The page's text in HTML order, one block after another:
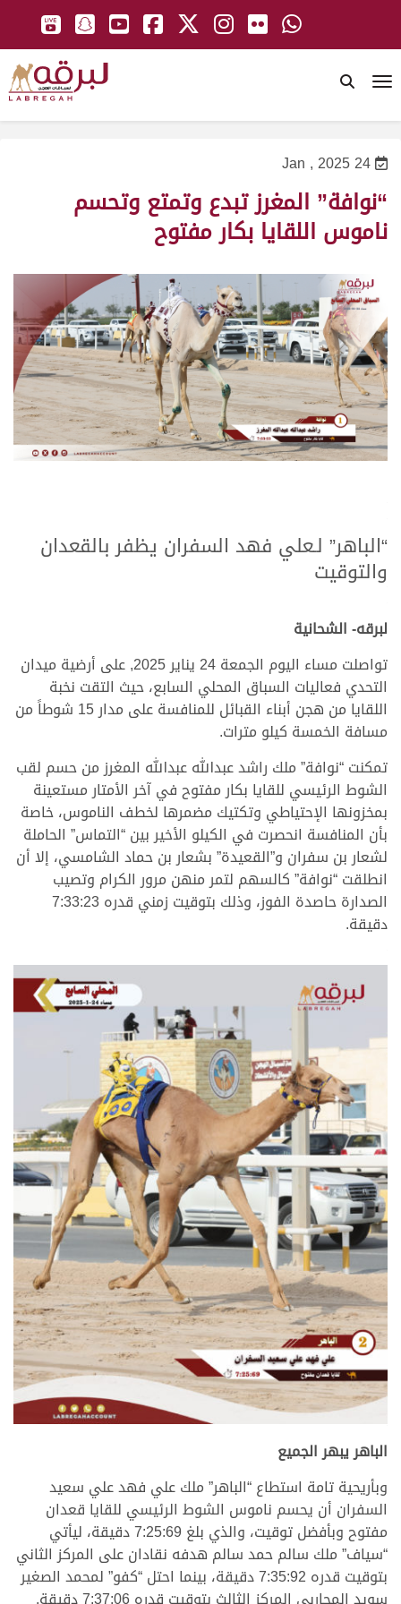
24 Jan , 2025
“نوافة” المغرز تبدع وتمتع وتحسم
ناموس اللقايا بكار مفتوح
“الباهر” لـعلي فهد السفران يظفر بالقعدان
والتوقيت
لبرقه- الشحانية
تواصلت مساء اليوم الجمعة 24 يناير 2025, على أرضية ميدان
التحدي فعاليات السباق المحلي السابع، حيث التقت نخبة
اللقايا من هجن أبناء القبائل للمنافسة على مدار 15 شوطاً من
مسافة الخمسة كيلو مترات.
تمكنت “نوافة” ملك راشد عبدالله عبدالله المغرز من حسم لقب
الشوط الرئيسي للقايا بكار مفتوح في آخر الأمتار مستعينة
بمخزونها الإحتياطي وتكتيك مضمرها لخطف الناموس، خاصة
بأن المنافسة انحصرت في الكيلو الأخير بين “التماس” الحاملة
لشعار بن سفران و”القعيدة” بشعار بن حماد الشامسي، إلا أن
انطلقت “نوافة” كالسهم لتمر منهن مرور الكرام وتصيب
الصدارة حاصدة الفوز، وذلك بتوقيت زمني قدره 7:33:23
دقيقة.
الباهر يبهر الجميع
وبأريحية تامة استطاع “الباهر” ملك علي فهد علي سعيد
السفران أن يحسم ناموس الشوط الرئيسي للقايا قعدان
مفتوح وبأفضل توقيت، والذي بلغ 7:25:69 دقيقة، ليأتي
“سياف” ملك سالم حمد سالم هدفه نقادان على المركز الثاني
بتوقيت قدره 7:35:92 دقيقة، بينما احتل “كفو” لمحمد الصغير